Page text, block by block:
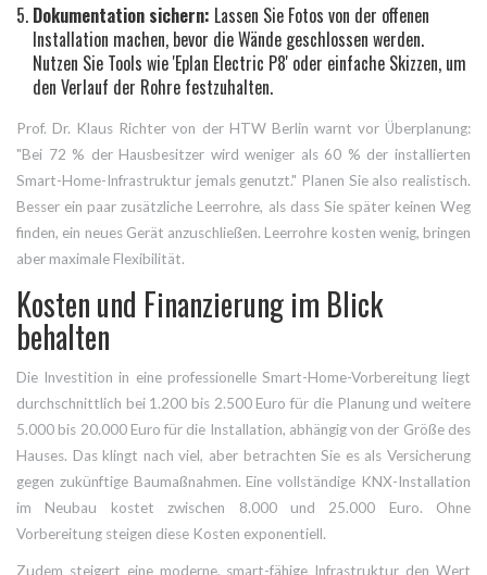
Dokumentation sichern: Lassen Sie Fotos von der offenen
Installation machen, bevor die Wände geschlossen werden.
Nutzen Sie Tools wie 'Eplan Electric P8' oder einfache Skizzen, um
den Verlauf der Rohre festzuhalten.
Prof. Dr. Klaus Richter von der HTW Berlin warnt vor Überplanung:
"Bei 72 % der Hausbesitzer wird weniger als 60 % der installierten
Smart-Home-Infrastruktur jemals genutzt." Planen Sie also realistisch.
Besser ein paar zusätzliche Leerrohre, als dass Sie später keinen Weg
finden, ein neues Gerät anzuschließen. Leerrohre kosten wenig, bringen
aber maximale Flexibilität.
Kosten und Finanzierung im Blick
behalten
Die Investition in eine professionelle Smart-Home-Vorbereitung liegt
durchschnittlich bei 1.200 bis 2.500 Euro für die Planung und weitere
5.000 bis 20.000 Euro für die Installation, abhängig von der Größe des
Hauses. Das klingt nach viel, aber betrachten Sie es als Versicherung
gegen zukünftige Baumaßnahmen. Eine vollständige KNX-Installation
im Neubau kostet zwischen 8.000 und 25.000 Euro. Ohne
Vorbereitung steigen diese Kosten exponentiell.
Zudem steigert eine moderne, smart-fähige Infrastruktur den Wert